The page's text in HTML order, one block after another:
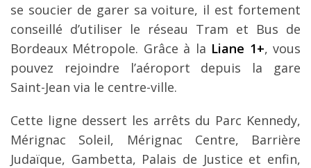
se soucier de garer sa voiture, il est fortement
conseillé d’utiliser le réseau Tram et Bus de
Bordeaux Métropole. Grâce à la Liane 1+, vous
pouvez rejoindre l’aéroport depuis la gare
Saint-Jean via le centre-ville.
Cette ligne dessert les arrêts du Parc Kennedy,
Mérignac Soleil, Mérignac Centre, Barrière
Judaïque, Gambetta, Palais de Justice et enfin,